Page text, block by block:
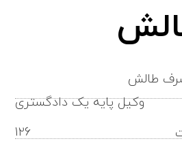
طالش
وکیل پایه یک دادگستری
126